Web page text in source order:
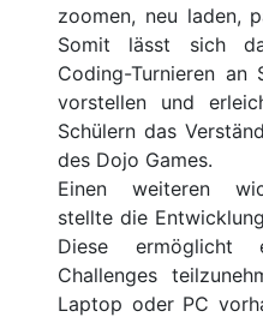
zoomen, neu laden,
Somit lässt sich
Coding-Turnieren an
vorstellen und
Schülern das
des Dojo Games.
Einen weiteren
stellte die
Diese ermöglicht
Challenges
Laptop oder PC